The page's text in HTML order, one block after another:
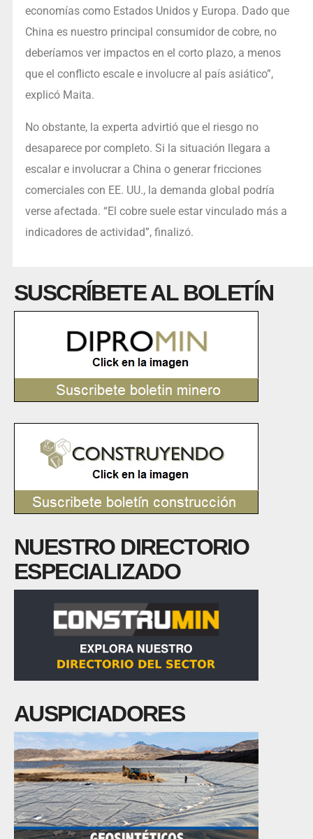
economías como Estados Unidos y Europa. Dado que
China es nuestro principal consumidor de cobre, no
deberíamos ver impactos en el corto plazo, a menos
que el conflicto escale e involucre al país asiático”,
explicó Maita.
No obstante, la experta advirtió que el riesgo no
desaparece por completo. Si la situación llegara a
escalar e involucrar a China o generar fricciones
comerciales con EE. UU., la demanda global podría
verse afectada. “El cobre suele estar vinculado más a
indicadores de actividad”, finalizó.
SUSCRÍBETE AL BOLETÍN
NUESTRO DIRECTORIO
ESPECIALIZADO
AUSPICIADORES